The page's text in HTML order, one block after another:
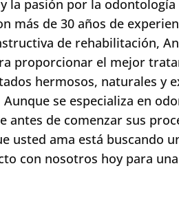
la pasión por la
más de 30 años de
de rehabilitación,
proporcionar el mejor
hermosos, naturales y
se especializa en
antes de comenzar sus
usted ama está buscando
con nosotros hoy para